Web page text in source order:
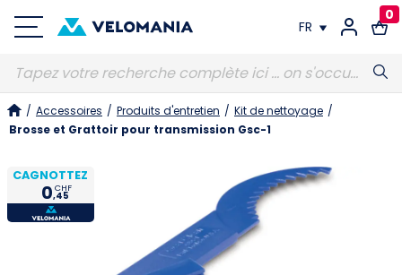
FR
FR
DE
0
/ Accessoires / Produits d'entretien / Kit de nettoyage /
Brosse et Grattoir pour transmission Gsc-1
CAGNOTTEZ
0,45
CHF